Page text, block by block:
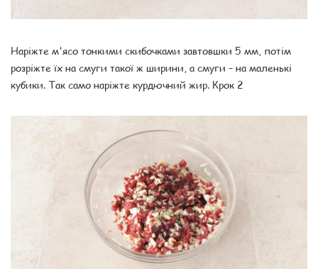
Наріжте м'ясо тонкими скибочками завтовшки 5 мм, потім
розріжте їх на смуги такої ж ширини, а смуги – на маленькі
кубики. Так само наріжте курдючний жир. Крок 2